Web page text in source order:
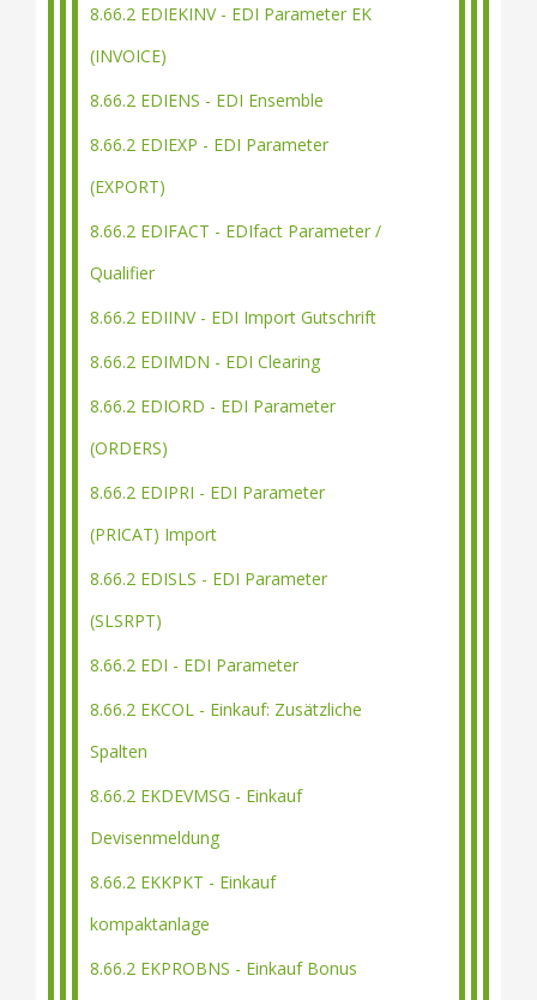
8.66.2 EDIEKINV - EDI Parameter EK
(INVOICE)
8.66.2 EDIENS - EDI Ensemble
8.66.2 EDIEXP - EDI Parameter
(EXPORT)
8.66.2 EDIFACT - EDIfact Parameter /
Qualifier
8.66.2 EDIINV - EDI Import Gutschrift
8.66.2 EDIMDN - EDI Clearing
8.66.2 EDIORD - EDI Parameter
(ORDERS)
8.66.2 EDIPRI - EDI Parameter
(PRICAT) Import
8.66.2 EDISLS - EDI Parameter
(SLSRPT)
8.66.2 EDI - EDI Parameter
8.66.2 EKCOL - Einkauf: Zusätzliche
Spalten
8.66.2 EKDEVMSG - Einkauf
Devisenmeldung
8.66.2 EKKPKT - Einkauf
kompaktanlage
8.66.2 EKPROBNS - Einkauf Bonus